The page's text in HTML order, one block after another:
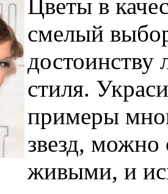
Цветы в
смелый
достоинству
стиля.
примеры
звезд,
живыми, и